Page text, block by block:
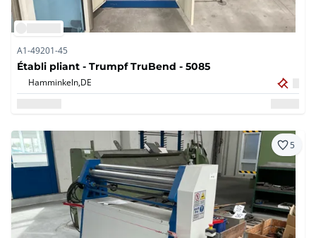
A1-49201-45
Établi pliant - Trumpf TruBend - 5085
Hamminkeln,DE
5